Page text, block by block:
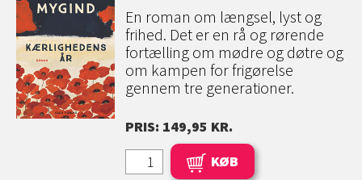
En roman om længsel, lyst og
frihed. Det er en rå og rørende
fortælling om mødre og døtre og
om kampen for frigørelse
gennem tre generationer.
PRIS: 149,95 KR.
KØB